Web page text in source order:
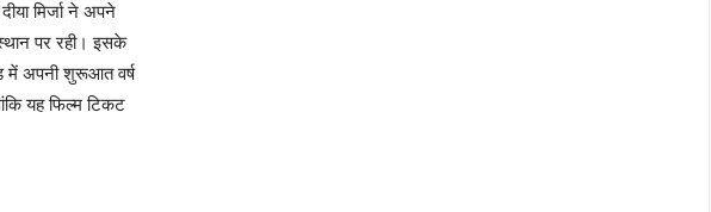
मिर्जा ने अपने
स्थान पर रही। इसके
में अपनी शुरूआत वर्ष
यह फिल्म टिकट